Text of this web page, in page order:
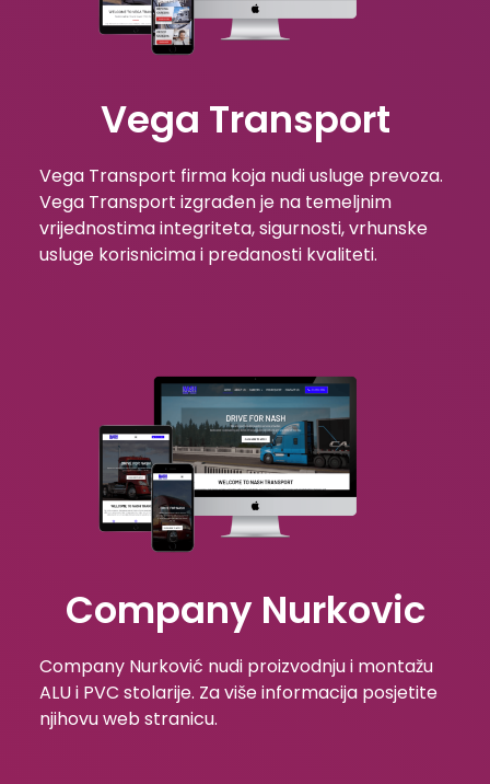
Vega Transport
Vega Transport firma koja nudi usluge prevoza.
Vega Transport izgrađen je na temeljnim
vrijednostima integriteta, sigurnosti, vrhunske
usluge korisnicima i predanosti kvaliteti.
Company Nurkovic
Company Nurković nudi proizvodnju i montažu
ALU i PVC stolarije. Za više informacija posjetite
njihovu web stranicu.